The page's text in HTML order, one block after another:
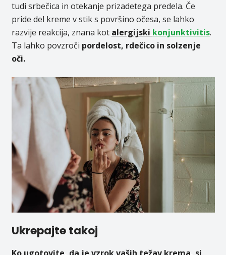
tudi srbečica in otekanje prizadetega predela. Če
pride del kreme v stik s površino očesa, se lahko
razvije reakcija, znana kot alergijski konjunktivitis.
Ta lahko povzroči pordelost, rdečico in solzenje
oči.
Ukrepajte takoj
Ko ugotovite, da je vzrok vaših težav krema, si